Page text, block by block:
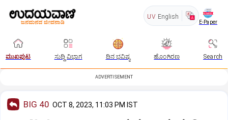
UV English
E-Paper
ಮುಖಪುಟ ಸುದ್ದಿ ವಿಭಾಗ ದಿನ ಭವಿಷ್ಯ ಹೊಂಗಿರಣ Search
ADVERTISEMENT
BIG 40 OCT 8, 2023, 11:03 PM IST